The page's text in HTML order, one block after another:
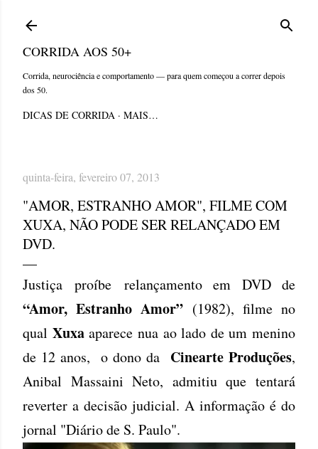
CORRIDA AOS 50+
Corrida, neurociência e comportamento — para quem começou a correr depois
dos 50.
DICAS DE CORRIDA MAIS…
quinta-feira, fevereiro 07, 2013
"AMOR, ESTRANHO AMOR", FILME COM
XUXA, NÃO PODE SER RELANÇADO EM
DVD.
Justiça proíbe relançamento em DVD de
“Amor, Estranho Amor” (1982), filme no
qual Xuxaaparece nua ao lado de um menino
de 12 anos, o dono da Cinearte Produções,
Anibal Massaini Neto, admitiu que tentará
reverter a decisão judicial. A informação é do
jornal "Diário de S. Paulo".